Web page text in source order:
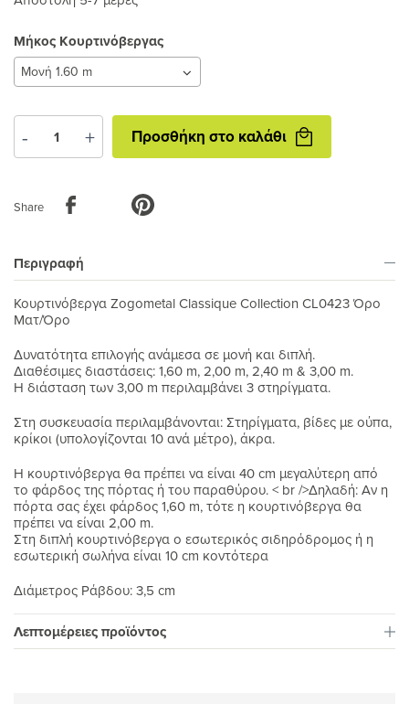
Μήκος Κουρτινόβεργας
Μήκος
Κουρτινόβεργας
Προσθήκη
στο
καλάθι
- + Προσθήκη στο καλάθι
Share
Περιγραφή
Κουρτινόβεργα Zogometal Classique Collection CL0423 Όρο
Ματ/Όρο
Δυνατότητα επιλογής ανάμεσα σε μονή και διπλή.
Διαθέσιμες διαστάσεις: 1,60 m, 2,00 m, 2,40 m & 3,00 m.
Η διάσταση των 3,00 m περιλαμβάνει 3 στηρίγματα.
Στη συσκευασία περιλαμβάνονται: Στηρίγματα, βίδες με ούπα,
κρίκοι (υπολογίζονται 10 ανά μέτρο), άκρα.
H κουρτινόβεργα θα πρέπει να είναι 40 cm μεγαλύτερη από
το φάρδος της πόρτας ή του παραθύρου. < br />Δηλαδή: Αν η
πόρτα σας έχει φάρδος 1,60 m, τότε η κουρτινόβεργα θα
πρέπει να είναι 2,00 m.
Στη διπλή κουρτινόβεργα ο εσωτερικός σιδηρόδρομος ή η
εσωτερική σωλήνα είναι 10 cm κοντότερα
Διάμετρος Ράβδου: 3,5 cm
Λεπτομέρειες προϊόντος